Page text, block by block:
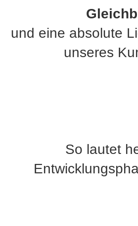
und eine absolute
unseres
So lautet